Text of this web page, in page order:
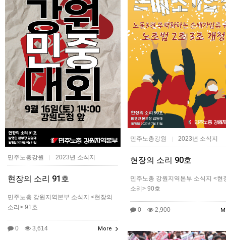
민주노총강원 2023년 소식지
현장의 소리 91호
민주노총 강원지역본부 소식지 <현장의
소리> 91호
0 3,614 More
민주노총강원 | 2023년 소식지
현장의 소리 90호
민주노총 강원지역본부 소식지 <현
소리> 90호
0 2,900